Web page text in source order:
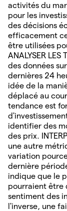
activités du
pour les
des décisions
efficacement
être utilisées
ANALYSER LES
des données
dernières 24
idée de la
déplacé au
tendance est
identifier des
des prix.
une autre
variation
dernière
indique que le
pourraient être
sentiment des
l'inverse, une